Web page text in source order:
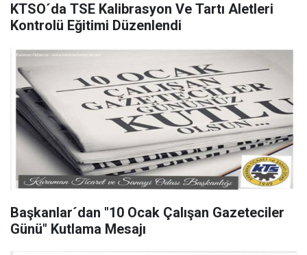
KTSO´da TSE Kalibrasyon Ve Tartı Aletleri
Kontrolü Eğitimi Düzenlendi
Başkanlar´dan "10 Ocak Çalışan Gazeteciler
Günü" Kutlama Mesajı